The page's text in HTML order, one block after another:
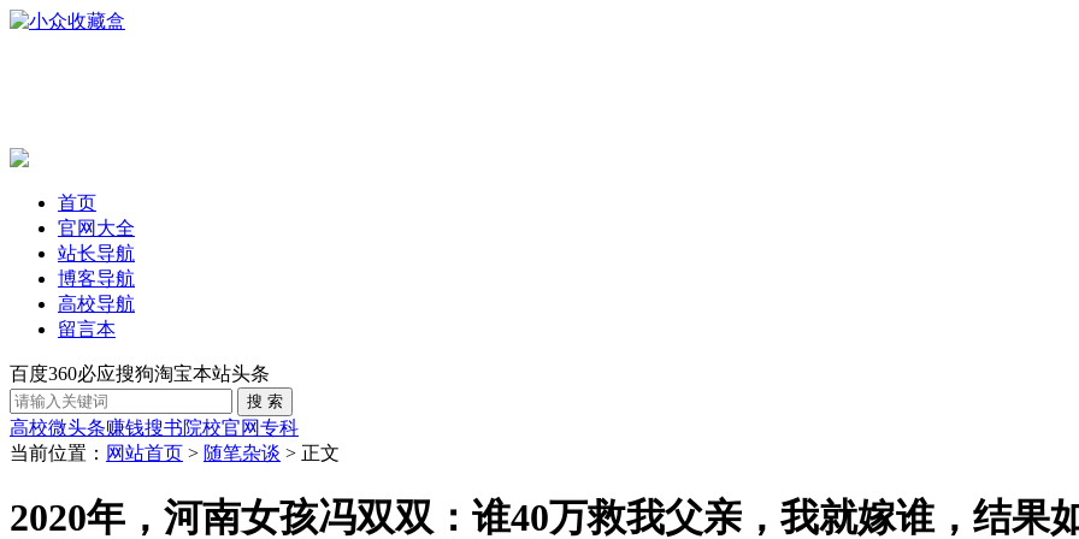
首页
官网大全
站长导航
博客导航
高校导航
留言本
百度360必应搜狗淘宝本站头条
高校微头条赚钱搜书院校官网专科
当前位置： 网站首页 > 随笔杂谈 > 正文
2020年，河南女孩冯双双：谁40万救我父亲，我就嫁谁，结果